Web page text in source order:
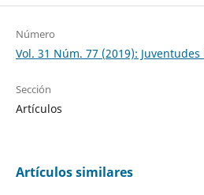
Número
Vol. 31 Núm. 77 (2019):
Sección
Artículos
Artículos similares